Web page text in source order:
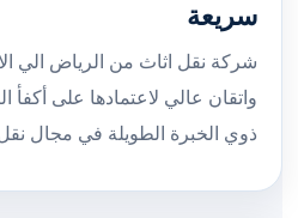
سريعة
شركة نقل اثاث من الرياض الي
واتقان عالي لاعتمادها على أكفأ
ذوي الخبرة الطويلة في مجال